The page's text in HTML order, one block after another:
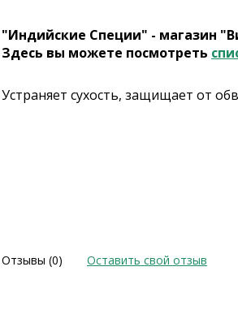
"Индийские Специи" - магазин
Здесь вы можете посмотреть
Устраняет сухость, защищает от
Отзывы (0) Оставить свой отзыв